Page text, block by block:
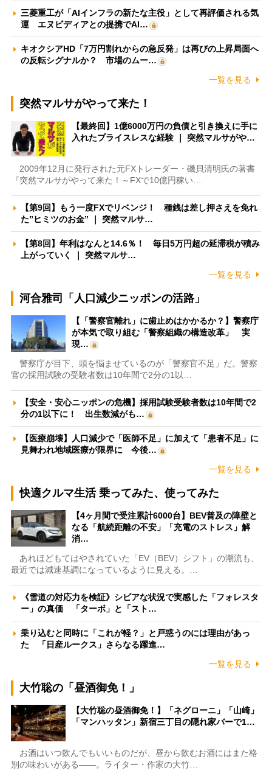
三菱重工が「AIインフラの新たな主役」として再評価される気
運 エヌビディアとの提携でAI…
キオクシアHD「7万円割れからの急反発」は再びの上昇局面へ
の反転シグナルか？ 市場のムー…
一覧を見る
突然マルサがやって来た！
【最終回】1億6000万円の負債と引き換えに手に
入れたプライスレスな経験 ｜ 突然マルサがや…
2009年12月に発行された元FXトレーダー・磯貝清明氏の著書
『突然マルサがやって来た！～FXで10億円稼い…
【第9回】もう一度FXでリベンジ！ 種銭は差し押さえを免れ
た”ヒミツのお金” ｜ 突然マルサ…
【第8回】年利はなんと14.6％！ 毎日5万円超の延滞税が積み
上がっていく ｜ 突然マルサ…
一覧を見る
河合雅司「人口減少ニッポンの活路」
【「警察官離れ」に歯止めはかかるか？】警察庁
が本気で取り組む「警察組織の構造改革」 実
現…
警察庁が目下、頭を悩ませているのが「警察官不足」だ。警察
官の採用試験の受験者数は10年間で2分の1以…
【安全・安心ニッポンの危機】採用試験受験者数は10年間で2
分の1以下に！ 出生数減がも…
【医療崩壊】人口減少で「医師不足」に加えて「患者不足」に
見舞われ地域医療が限界に 今後…
一覧を見る
快適クルマ生活 乗ってみた、使ってみた
【4ヶ月間で受注累計6000台】BEV普及の障壁と
なる「航続距離の不安」「充電のストレス」解
消…
あれほどもてはやされていた「EV（BEV）シフト」の潮流も、
最近では減速基調になっているように見える。…
《雪道の対応力を検証》シビアな状況で実感した「フォレスタ
ー」の真価 「ターボ」と「スト…
乗り込むと同時に「これが軽？」と戸惑うのには理由があっ
た 「日産ルークス」さらなる躍進…
一覧を見る
大竹聡の「昼酒御免！」
【大竹聡の昼酒御免！】「ネグローニ」「山崎」
「マンハッタン」新宿三丁目の隠れ家バーで1…
お酒はいつ飲んでもいいものだが、昼から飲むお酒にはまた格
別の味わいがある――。ライター・作家の大竹…